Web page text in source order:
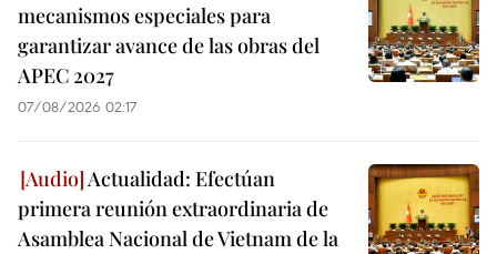
mecanismos especiales para
garantizar avance de las obras del
APEC 2027
07/08/2026 02:17
Actualidad: Efectúan
primera reunión extraordinaria de
Asamblea Nacional de Vietnam de la